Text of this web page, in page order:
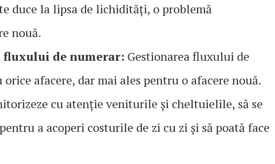
duce la lipsa de lichidități, o problemă
nouă.
fluxului de numerar: Gestionarea fluxului de
afacere, dar mai ales pentru o afacere nouă.
cu atenție veniturile și cheltuielile, să se
a acoperi costurile de zi cu zi și să poată face